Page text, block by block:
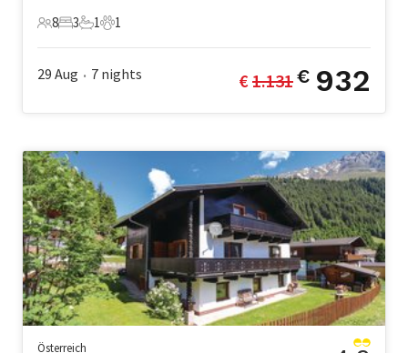
8 Gäste
8
3 Schlafzimmer
3
1 Badezimmer
1
1 Haustier
1
29 Aug • 7 nights € 1.131€ 932
Österreich